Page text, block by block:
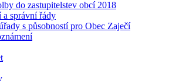
do zastupitelstev obcí 2018
a správní řády
s působností pro Obec Zaječí